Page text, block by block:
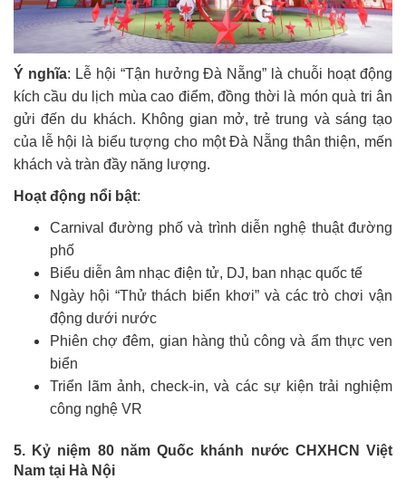
Ý nghĩa: Lễ hội “Tận hưởng Đà Nẵng” là chuỗi hoạt động
kích cầu du lịch mùa cao điểm, đồng thời là món quà tri ân
gửi đến du khách. Không gian mở, trẻ trung và sáng tạo
của lễ hội là biểu tượng cho một Đà Nẵng thân thiện, mến
khách và tràn đầy năng lượng.
Hoạt động nổi bật:
Carnival đường phố và trình diễn nghệ thuật đường
phố
Biểu diễn âm nhạc điện tử, DJ, ban nhạc quốc tế
Ngày hội “Thử thách biển khơi” và các trò chơi vận
động dưới nước
Phiên chợ đêm, gian hàng thủ công và ẩm thực ven
biển
Triển lãm ảnh, check-in, và các sự kiện trải nghiệm
công nghệ VR
5. Kỷ niệm 80 năm Quốc khánh nước CHXHCN Việt
Nam tại Hà Nội